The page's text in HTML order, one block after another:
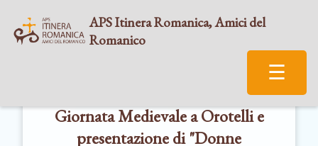
APS Itinera Romanica, Amici del
Romanico
☰
Giornata Medievale a Orotelli e
presentazione di "Donne